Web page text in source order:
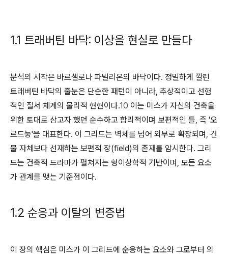
1.1 트래버틴 바닥: 이상을 현실로 만들다
분석의 시작은 바르셀로나 파빌리온의 바닥이다. 정밀하게 깔린
트래버틴 바닥의 줄눈은 단순한 패턴이 아니라, 추상적이고 선험
적인 질서 체계의 물리적 현현이다.10 이는 미스가 자신의 건축을
위한 토대로 삼고자 했던 순수하고 합리적이며 보편적인 틀, 즉 '오
르드눙'을 대표한다. 이 그리드는 벽체를 넘어 외부로 확장되며, 건
물 자체보다 선재하는 보편적 장(field)의 존재를 암시한다. 그리
드는 건축적 드라마가 펼쳐지는 형이상학적 기반이며, 모든 요소
가 관계를 맺는 기준점이다.
1.2 순응과 이탈의 변증법
이 장의 핵심은 미스가 이 그리드에 순응하는 요소와 그로부터 의